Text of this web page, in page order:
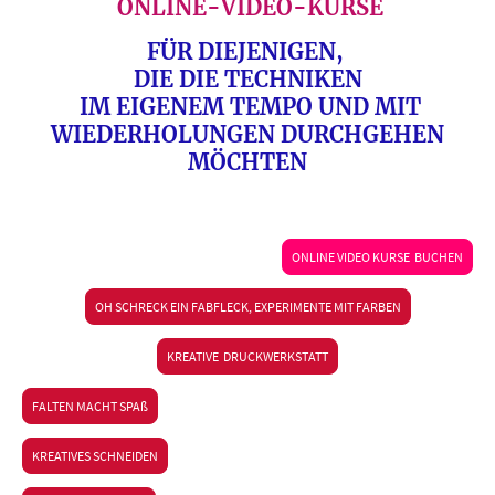
ONLINE-VIDEO-KURSE
FÜR DIEJENIGEN,
DIE DIE TECHNIKEN
IM EIGENEM TEMPO UND MIT
WIEDERHOLUNGEN DURCHGEHEN
MÖCHTEN
ONLINE VIDEO KURSE BUCHEN
OH SCHRECK EIN FABFLECK, EXPERIMENTE MIT FARBEN
KREATIVE DRUCKWERKSTATT
FALTEN MACHT SPAß
KREATIVES SCHNEIDEN